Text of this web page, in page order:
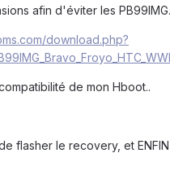
afin d'éviter les
download.php?
de mon Hboot..
flasher le recovery, et